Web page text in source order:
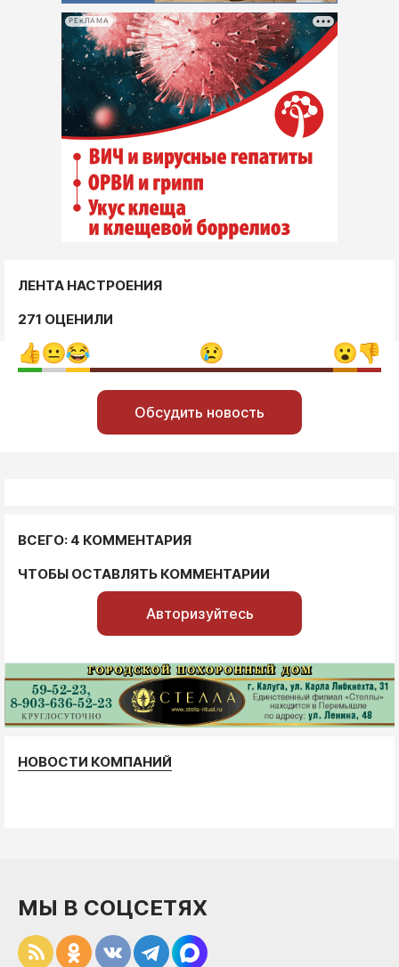
РЕКЛАМА
ЛЕНТА НАСТРОЕНИЯ
271 ОЦЕНИЛИ
Обсудить новость
ВСЕГО: 4 КОММЕНТАРИЯ
ЧТОБЫ ОСТАВЛЯТЬ КОММЕНТАРИИ
Авторизуйтесь
НОВОСТИ КОМПАНИЙ
МЫ В СОЦСЕТЯХ